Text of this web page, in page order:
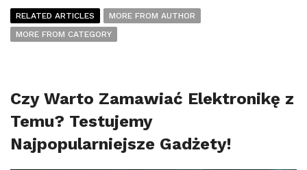
RELATED ARTICLES
MORE FROM AUTHOR
MORE FROM CATEGORY
Czy Warto Zamawiać Elektronikę z
Temu? Testujemy
Najpopularniejsze Gadżety!